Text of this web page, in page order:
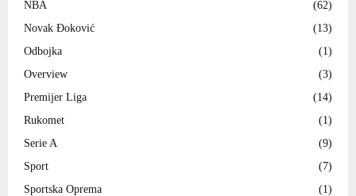
NBA
(62)
Novak Đoković
(13)
Odbojka
(1)
Overview
(3)
Premijer Liga
(14)
Rukomet
(1)
Serie A
(9)
Sport
(7)
Sportska Oprema
(1)